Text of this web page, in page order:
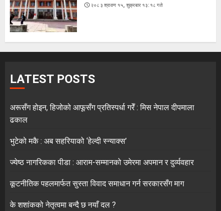
२०८३ श्रावण १५, शुक्रबार १३:१८ गते
LATEST POSTS
अरूसँग होइन, हिजोको आफूसँग प्रतिस्पर्धा गरेँ : मिस नेपाल दीपमाला
ढकाल
भुटेको मकै : अब सहरियाको ‘हेल्दी स्न्याक्स’
ज्येष्ठ नागरिकका पीडा : आराम-सम्मानको उमेरमा अपमान र दुर्व्यवहार
कूटनीतिक पहलमार्फत सुस्ता विवाद समाधान गर्न सरकारसँग माग
के शशांकको नेतृत्वमा बन्दै छ नयाँ दल ?